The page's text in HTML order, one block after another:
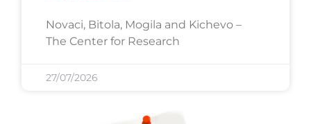
Novaci, Bitola, Mogila and Kichevo –
The Center for Research
27/07/2026